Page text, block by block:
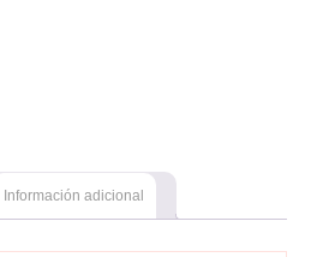
Información adicional